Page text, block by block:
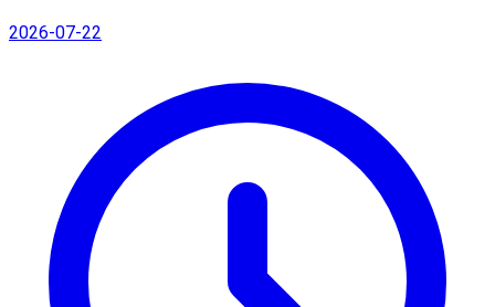
2026-07-22